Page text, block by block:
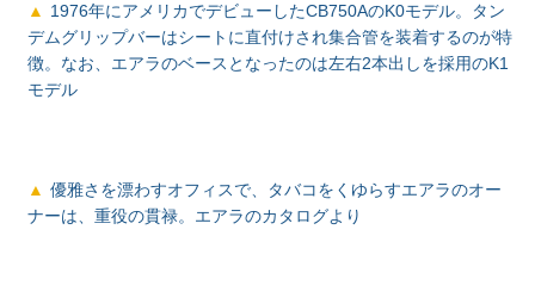
1976年にアメリカでデビューしたCB750AのK0モデル。タン
デムグリップバーはシートに直付けされ集合管を装着するのが特
徴。なお、エアラのベースとなったのは左右2本出しを採用のK1
モデル
優雅さを漂わすオフィスで、タバコをくゆらすエアラのオー
ナーは、重役の貫禄。エアラのカタログより